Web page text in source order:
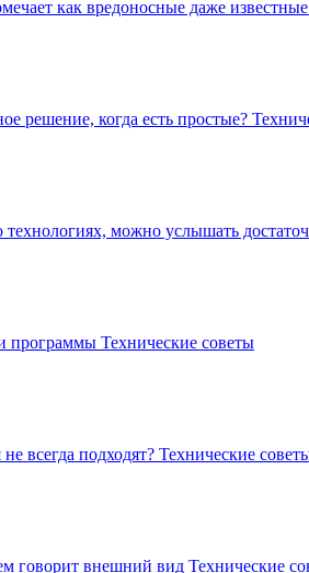
как вредоносные даже
решение, когда есть простые?
технологиях, можно услышать
программы Технические советы
всегда подходят? Технические
говорит внешний вид Технические